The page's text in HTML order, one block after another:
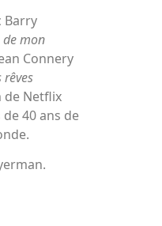
Barry
mon
Connery
rêves
de Netflix
40 ans de